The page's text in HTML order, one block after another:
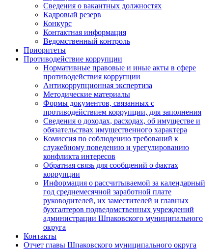
Сведения о вакантных должностях
Кадровый резерв
Конкурс
Контактная информация
Ведомственный контроль
Приоритеты
Противодействие коррупции
Нормативные правовые и иные акты в сфере
противодействия коррупции
Антикоррупционная экспертиза
Методические материалы
Формы документов, связанных с
противодействием коррупции, для заполнения
Сведения о доходах, расходах, об имуществе и
обязательствах имущественного характера
Комиссия по соблюдению требований к
служебному поведению и урегулированию
конфликта интересов
Обратная связь для сообщений о фактах
коррупции
Информация о рассчитываемой за календарный
год среднемесячной заработной плате
руководителей, их заместителей и главных
бухгалтеров подведомственных учреждений
администрации Шпаковского муниципального
округа
Контакты
Отчет главы Шпаковского муниципального округа